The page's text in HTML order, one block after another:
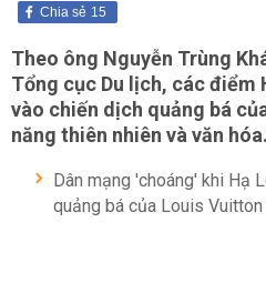
15
Chia sẻ
Theo ông Nguyễn Trùng
Tổng cục Du lịch, các điểm
vào chiến dịch quảng bá
năng thiên nhiên và văn hóa.
Dân mạng 'choáng' khi Hạ
quảng bá của Louis Vuitton